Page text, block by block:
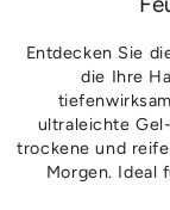
Entdecken Sie
die Ihre
ultraleichte
trockene und
Morgen. Ideal